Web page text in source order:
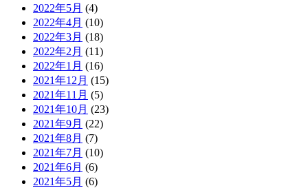
2022年5月 (4)
2022年4月 (10)
2022年3月 (18)
2022年2月 (11)
2022年1月 (16)
2021年12月 (15)
2021年11月 (5)
2021年10月 (23)
2021年9月 (22)
2021年8月 (7)
2021年7月 (10)
2021年6月 (6)
2021年5月 (6)